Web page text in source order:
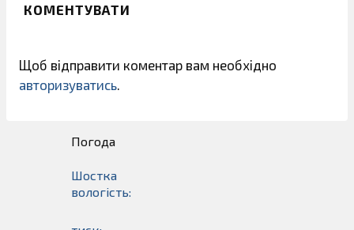
КОМЕНТУВАТИ
Щоб відправити коментар вам необхідно
авторизуватись
Погода
Шостка
вологість: